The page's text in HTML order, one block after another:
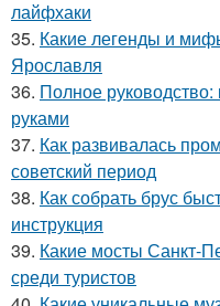
лайфхаки
35. Какие легенды и
Ярославля
36. Полное руководство:
руками
37. Как развивалась
советский период
38. Как собрать брус
инструкция
39. Какие мосты Санкт-
среди туристов